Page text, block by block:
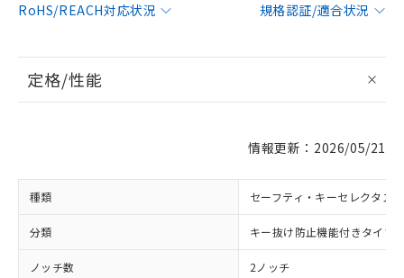
RoHS/REACH対応状況
規格認証/適合状況
定格/性能
情報更新：2026/05/21
種類 セーフティ・キーセレクタス
分類 キー抜け防止機能付きタイプ
ノッチ数 2ノッチ